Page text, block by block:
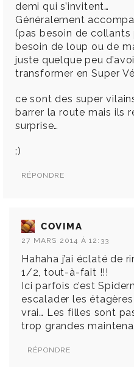
demi qui s’invitent…
Généralement
(pas besoin de collants
besoin de loup ou de
juste quelque peu
transformer en Super
ce sont des super
barrer la route mais ils
surprise…
:)
RÉPONDRE
COVIMA
27 MARS 2014 À 12:33
Hahaha j’ai éclaté de
1/2, tout-à-fait !!!
Ici parfois c’est
escalader les
vrai… Les filles sont
trop grandes
RÉPONDRE